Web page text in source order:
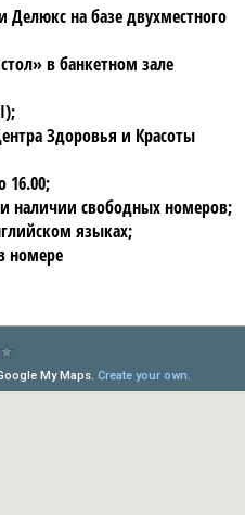
на базе двухместного
в банкетном зале
Здоровья и Красоты
16.00;
наличии свободных номеров;
языках;
номере